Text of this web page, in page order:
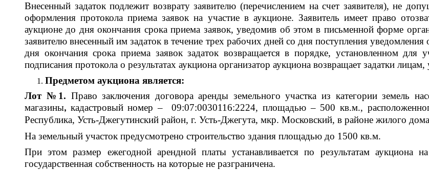
Внесенный задаток подлежит возврату заявителю (перечислением на счет заявителя), не
оформления протокола приема заявок на участие в аукционе. Заявитель имеет право
аукционе до дня окончания срока приема заявок, уведомив об этом в письменной форме
заявителю внесенный им задаток в течение трех рабочих дней со дня поступления
дня окончания срока приема заявок задаток возвращается в порядке, установленном
подписания протокола о результатах аукциона организатор аукциона возвращает задатки
Предметом аукциона является:
Лот №1. Право заключения договора аренды земельного участка из категории земель
магазины, кадастровый номер – 09:07:0030116:2224, площадью – 500 кв.м.,
Республика, Усть-Джегутинский район, г. Усть-Джегута, мкр. Московский, в районе жилого
На земельный участок предусмотрено строительство здания площадью до 1500 кв.м.
При этом размер ежегодной арендной платы устанавливается по результатам аукциона
государственная собственность на которые не разграничена.